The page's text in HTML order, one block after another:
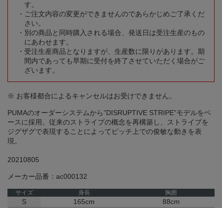
す。
ご注文内容の変更ができませんのであらかじめご了承くだ
さい。
別の商品と同時購入される場合、発送日は受注生産のもの
にあわせます。
受注生産商品となりますが、生産数に限りがあります。期
間内であっても早期に受付を終了させていただく場合がご
ざいます。
※ お客様都合によるキャンセルはお受けできません。
PUMAのオーダーシステムから”DISRUPTIVE STRIPE”モデルをベ
ースに採用。従来のストライプの概念を再構築し、ストライプを
ジグザグで表現することによってピッチ上での俊敏な動きを表
現。
20210805
メーカー品番：ac000132
サイズ 身長 胸囲
S 165cm
88cm